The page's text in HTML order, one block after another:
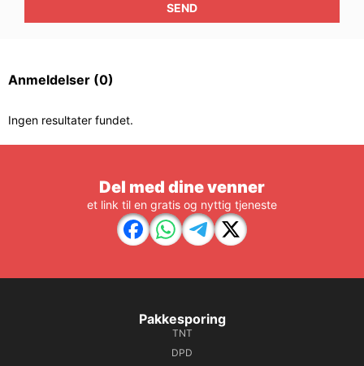
SEND
Anmeldelser (0)
Ingen resultater fundet.
Del med dine venner
et link til en gratis og nyttig tjeneste
Pakkesporing
TNT
DPD